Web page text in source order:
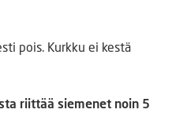
pois. Kurkku ei kestä
riittää siemenet noin 5